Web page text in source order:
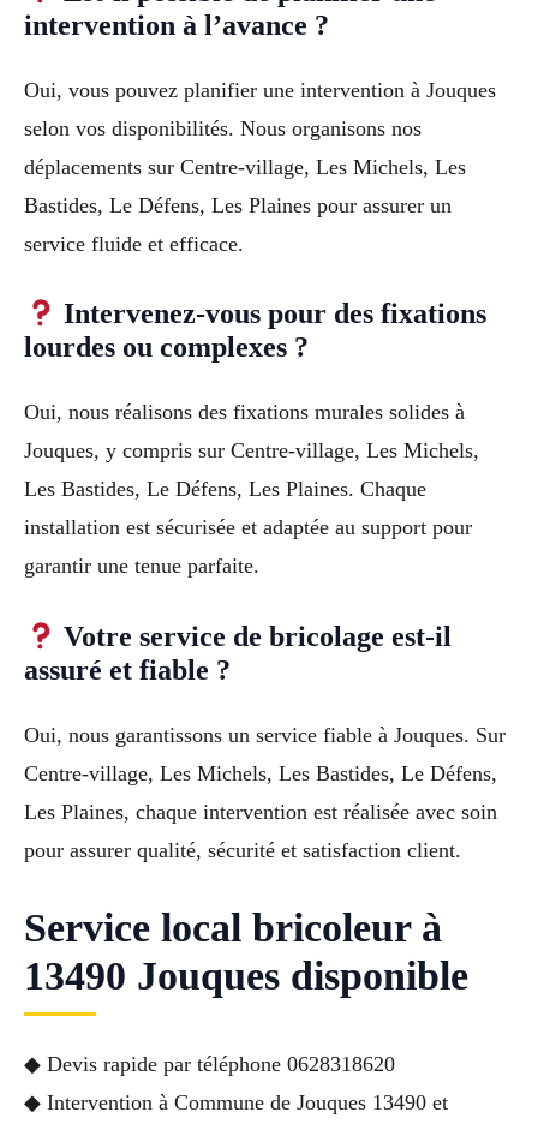
intervention à l’avance ?
Oui, vous pouvez planifier une intervention à Jouques
selon vos disponibilités. Nous organisons nos
déplacements sur Centre-village, Les Michels, Les
Bastides, Le Défens, Les Plaines pour assurer un
service fluide et efficace.
Intervenez-vous pour des fixations
lourdes ou complexes ?
Oui, nous réalisons des fixations murales solides à
Jouques, y compris sur Centre-village, Les Michels,
Les Bastides, Le Défens, Les Plaines. Chaque
installation est sécurisée et adaptée au support pour
garantir une tenue parfaite.
Votre service de bricolage est-il
assuré et fiable ?
Oui, nous garantissons un service fiable à Jouques. Sur
Centre-village, Les Michels, Les Bastides, Le Défens,
Les Plaines, chaque intervention est réalisée avec soin
pour assurer qualité, sécurité et satisfaction client.
Service local bricoleur à
13490 Jouques disponible
◆ Devis rapide par téléphone 0628318620
◆ Intervention à Commune de Jouques 13490 et